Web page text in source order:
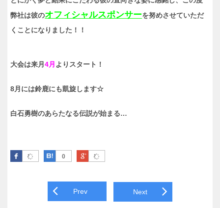
弊社は彼のオフィシャルスポンサーを努めさせていただ
くことになりました！！
大会は来月4月 よりスタート！
8月には鈴鹿にも凱旋します☆
白石勇樹のあらたなる伝説が始まる…
Facebook 0
はてなブックマーク
Google Plus
Post navigation
Prev Next